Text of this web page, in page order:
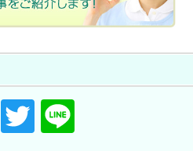
F
a
T
wi